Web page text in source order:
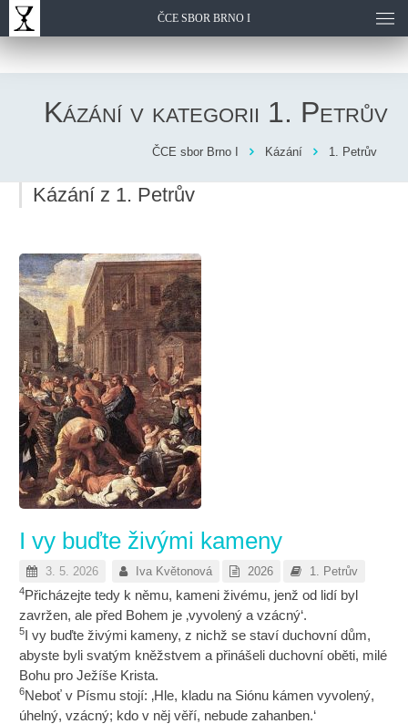
ČCE SBOR BRNO I
Kázání v kategorii 1. Petrův
ČCE sbor Brno I Kázání 1. Petrův
Kázání z 1. Petrův
I vy buďte živými kameny
3. 5. 2026 Iva Květonová 2026 1. Petrův
4Přicházejte tedy k němu, kameni živému, jenž od lidí byl
zavržen, ale před Bohem je ‚vyvolený a vzácný‘.
5I vy buďte živými kameny, z nichž se staví duchovní dům,
abyste byli svatým kněžstvem a přinášeli duchovní oběti, milé
Bohu pro Ježíše Krista.
6Neboť v Písmu stojí: ‚Hle, kladu na Siónu kámen vyvolený,
úhelný, vzácný; kdo v něj věří, nebude zahanben.‘